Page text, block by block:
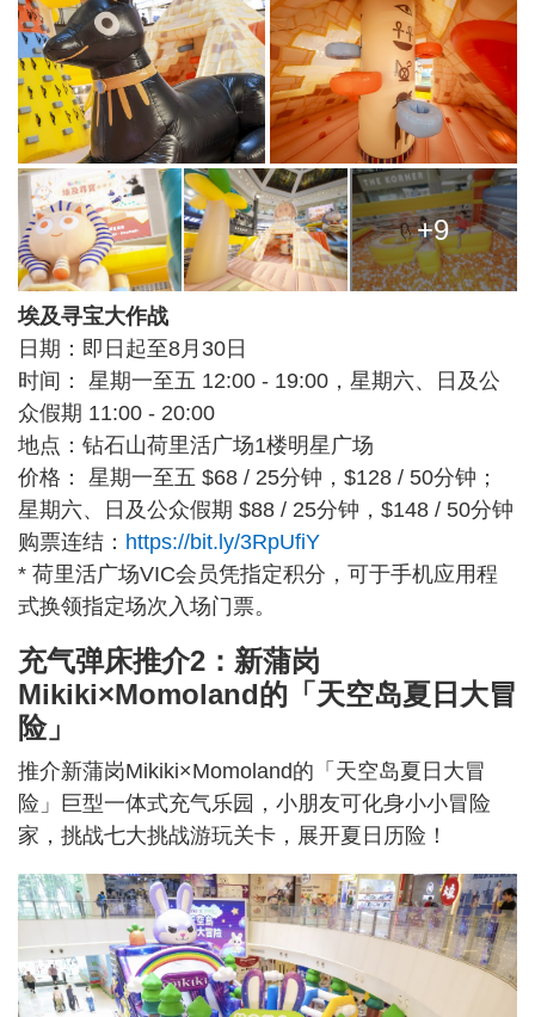
+9
埃及寻宝大作战
日期：即日起至8月30日
时间： 星期一至五 12:00 - 19:00，星期六、日及公
众假期 11:00 - 20:00
地点：钻石山荷里活广场1楼明星广场
价格： 星期一至五 $68 / 25分钟，$128 / 50分钟；
星期六、日及公众假期 $88 / 25分钟，$148 / 50分钟
购票连结： https://bit.ly/3RpUfiY
* 荷里活广场VIC会员凭指定积分，可于手机应用程
式换领指定场次入场门票。
充气弹床推介2：新蒲岗
Mikiki×Momoland的「天空岛夏日大冒
险」
推介新蒲岗Mikiki×Momoland的「天空岛夏日大冒
险」巨型一体式充气乐园，小朋友可化身小小冒险
家，挑战七大挑战游玩关卡，展开夏日历险！